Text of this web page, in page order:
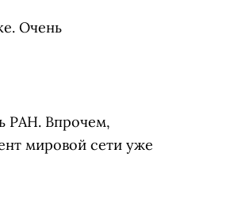
Очень
РАН. Впрочем,
мировой сети уже